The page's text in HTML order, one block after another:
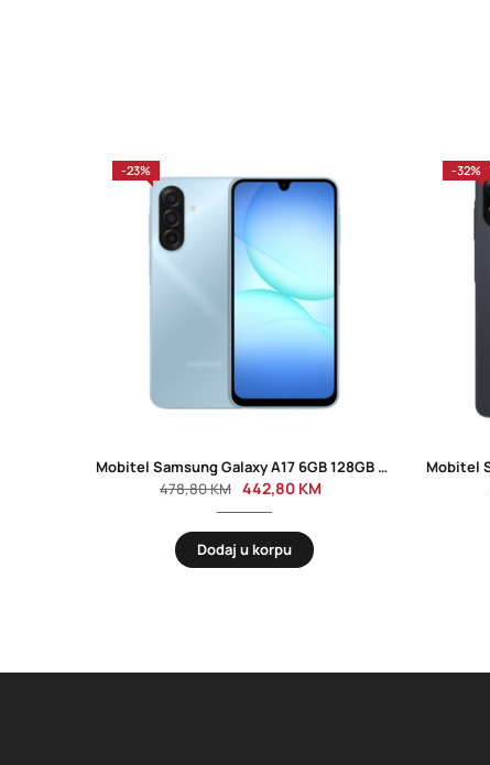
-23%
Mobitel Samsung Galaxy A17 6GB 128GB Dual Sim Light Blue
478,80KM 442,80 KM
Dodaj u korpu
-32%